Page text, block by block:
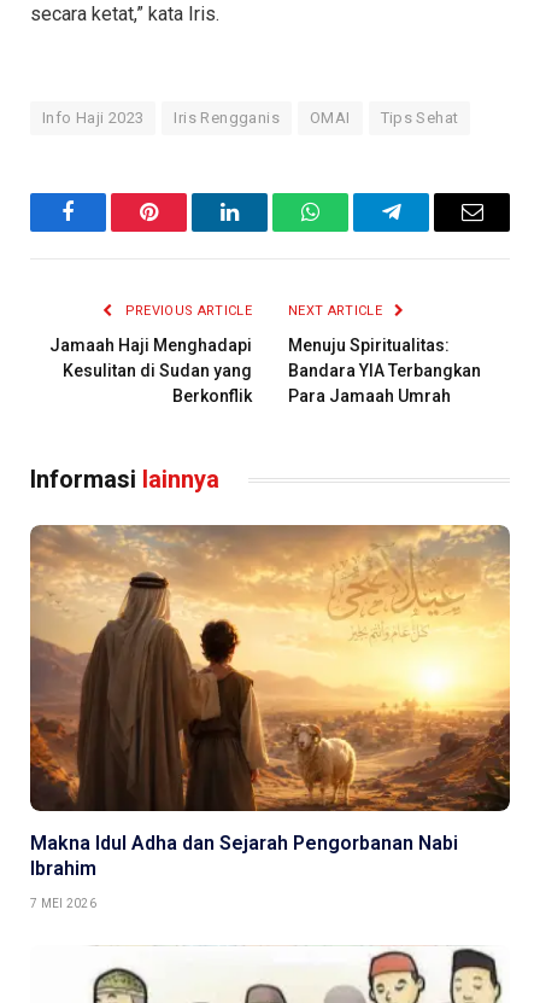
secara ketat,” kata Iris.
Info Haji 2023 Iris Rengganis OMAI Tips Sehat
FacebookPinterest LinkedInWhatsAppTelegramEmail
PREVIOUS ARTICLE
Jamaah Haji Menghadapi
Kesulitan di Sudan yang
Berkonflik
NEXT ARTICLE
Menuju Spiritualitas:
Bandara YIA Terbangkan
Para Jamaah Umrah
Informasi lainnya
Makna Idul Adha dan Sejarah Pengorbanan Nabi
Ibrahim
7 MEI 2026